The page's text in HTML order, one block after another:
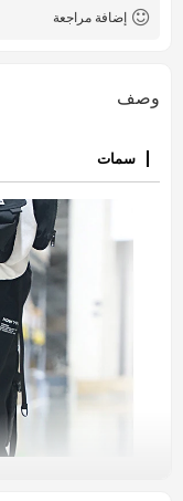
إضافة مراجعة
وصف
سمات